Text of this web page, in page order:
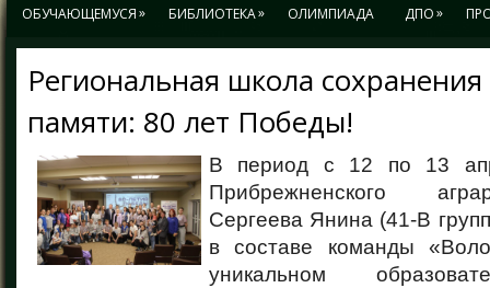
ОБУЧАЮЩЕМУСЯ» БИБЛИОТЕКА» ОЛИМПИАДА ДПО»
Региональная школа
памяти: 80 лет Победы!
В период с 12 по 13
Прибрежненского
Сергеева Янина (41-В
в составе команды
уникальном